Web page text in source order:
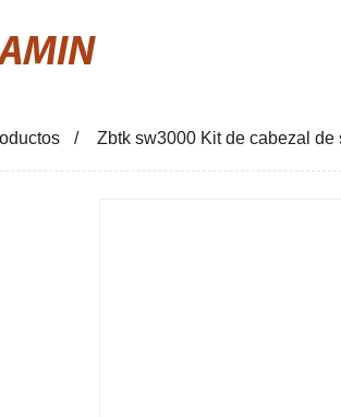
Zbtk sw3000 Kit de cabezal